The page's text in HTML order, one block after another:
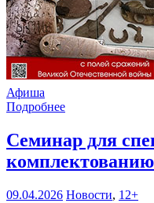
Афиша
Подробнее
Семинар для
комплектованию
09.04.2026 Новости, 12+